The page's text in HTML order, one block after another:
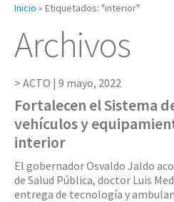
Inicio » Etiquetados: "interior"
Archivos
ACTO | 9 mayo, 2022
Fortalecen el Sistema
vehículos y
interior
El gobernador Osvaldo Jaldo
de Salud Pública, doctor Luis
entrega de tecnología y